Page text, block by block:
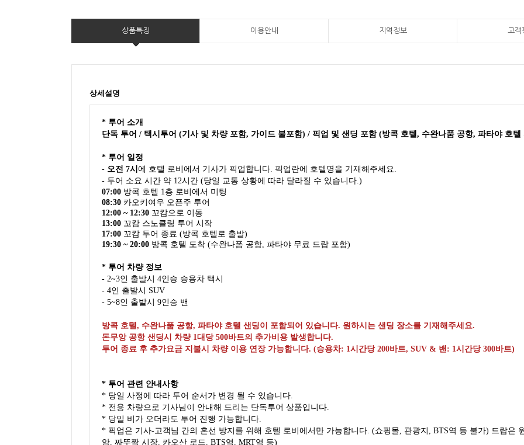
상품특징 이용안내 지역정보 고객
상세설명
* 투어 소개
단독 투어 / 택시투어 (기사 및 차량 포함, 가이드 불포함) / 픽업 및 샌딩 포함 (방콕 호텔, 수완나품 공항, 파타야 호텔
* 투어 일정
- 오전 7시 에 호텔 로비에서 기사가 픽업합니다. 픽업란에 호텔명을 기재해주세요.
- 투어 소요 시간 약 12시간 (당일 교통 상황에 따라 달라질 수 있습니다.)
07:00 방콕 호텔 1층 로비에서 미팅
08:30 카오키여우 오픈주 투어
12:00 ~ 12:30 꼬캄으로 이동
13:00 꼬캄 스노클링 투어 시작
17:00 꼬캄 투어 종료 (방콕 호텔로 출발)
19:30 ~ 20:00 방콕 호텔 도착 (수완나폼 공항, 파타야 무료 드랍 포함)
* 투어 차량 정보
- 2~3인 출발시 4인승 승용차 택시
- 4인 출발시 SUV
- 5~8인 출발시 9인승 밴
방콕 호텔, 수완나품 공항, 파타야 호텔 샌딩이 포함되어 있습니다. 원하시는 샌딩 장소를 기재해주세요.
돈무앙 공항 샌딩시 차량 1대당 500바트의 추가비용 발생합니다.
투어 종료 후 추가요금 지불시 차량 이용 연장 가능합니다. (승용차: 1시간당 200바트, SUV & 밴: 1시간당 300바트)
* 투어 관련 안내사항
* 당일 사정에 따라 투어 순서가 변경 될 수 있습니다.
* 전용 차량으로 기사님이 안내해 드리는 단독투어 상품입니다.
* 당일 비가 오더라도 투어 진행 가능합니다.
* 픽업은 기사-고객님 간의 혼선 방지를 위해 호텔 로비에서만 가능합니다. (쇼핑몰, 관광지, BTS역 등 불가) 드랍은
암, 짜뚜짝 시장, 카오산 로드, BTS역, MRT역 등)